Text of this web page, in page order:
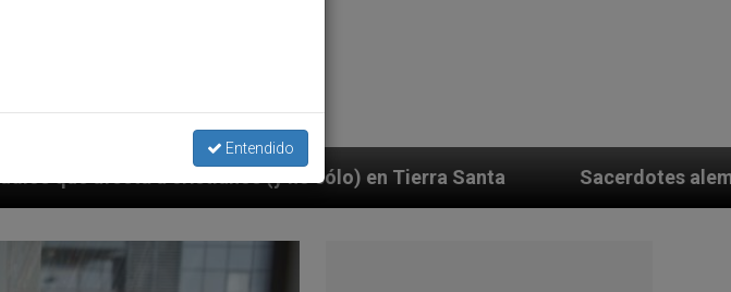
(y no sólo) en Tierra Santa Sacerdotes alemanes fieles al Papa
Entendido